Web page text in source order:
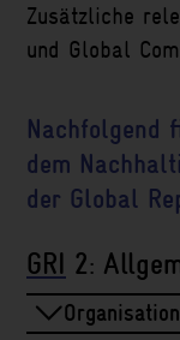
Zusätzliche
und Global
Nachfolgend
dem
der Global
GRI 2: